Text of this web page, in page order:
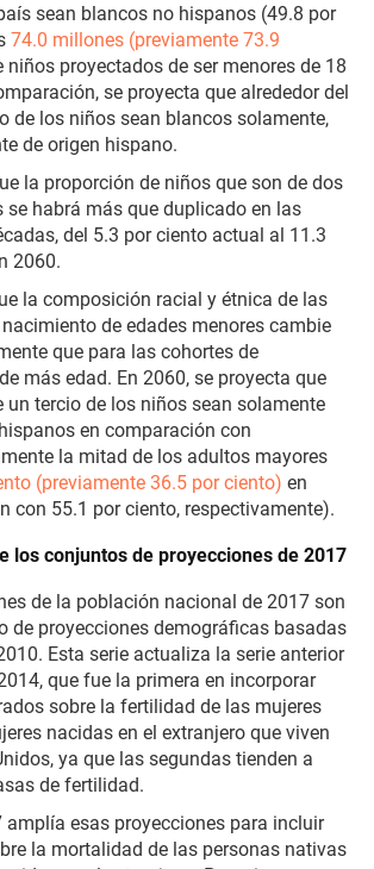
sean blancos no hispanos (49.8 por
74.0 millones (previamente 73.9
niños proyectados de ser menores de 18
se proyecta que alrededor del
de los niños sean blancos solamente,
de origen hispano.
la proporción de niños que son de dos
se habrá más que duplicado en las
del 5.3 por ciento actual al 11.3
2060.
la composición racial y étnica de las
de edades menores cambie
que para las cohortes de
más edad. En 2060, se proyecta que
un tercio de los niños sean solamente
en comparación con
la mitad de los adultos mayores
(previamente 36.5 por ciento) en
con 55.1 por ciento, respectivamente).
los conjuntos de proyecciones de 2017
de la población nacional de 2017 son
de proyecciones demográficas basadas
Esta serie actualiza la serie anterior
que fue la primera en incorporar
sobre la fertilidad de las mujeres
nacidas en el extranjero que viven
ya que las segundas tienden a
de fertilidad.
amplía esas proyecciones para incluir
la mortalidad de las personas nativas